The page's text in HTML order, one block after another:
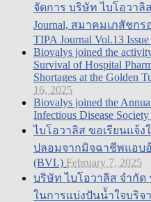
จัดการ บริษัท ไบโอวา
Journal, สมาคมเภสัชก
TIPA Journal Vol.13
Biovalys joined the
Survival of Hospital
Shortages at the Golden
16, 2025
Biovalys joined the
Infectious Disease
ไบโอวาลิส ขอเรียนแจ้ง
ปลอมจากมิจฉาชีพแอบ
(BVL) February 7, 2025
บริษัท ไบโอวาลิส จำกั
ในการแบ่งปันน้ำใจบริจ